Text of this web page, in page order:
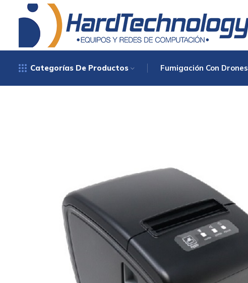
Categorías De Productos Fumigación Con Drones